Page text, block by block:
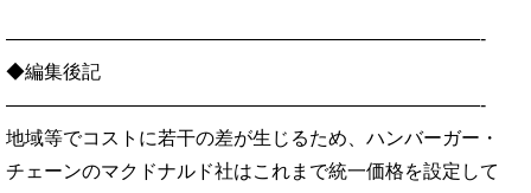
—————————————————————————-
◆編集後記
—————————————————————————-
地域等でコストに若干の差が生じるため、ハンバーガー・
チェーンのマクドナルド社はこれまで統一価格を設定して